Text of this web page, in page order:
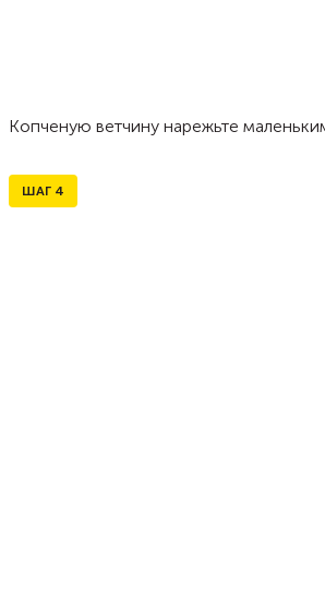
Копченую ветчину нарежьте
ШАГ 4